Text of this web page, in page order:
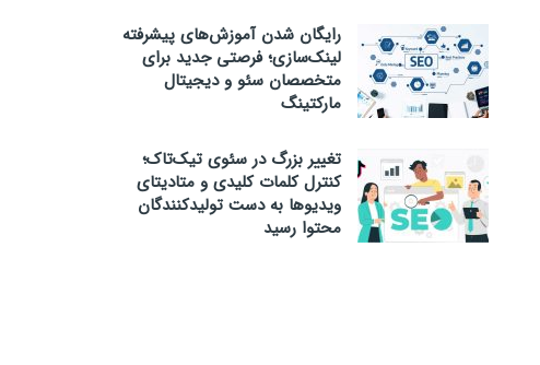
رایگان شدن آموزش‌های پیشرفته
لینک‌سازی؛ فرصتی جدید برای
متخصصان سئو و دیجیتال
مارکتینگ
تغییر بزرگ در سئوی تیک‌تاک؛
کنترل کلمات کلیدی و متادیتای
ویدیوها به دست تولیدکنندگان
محتوا رسید